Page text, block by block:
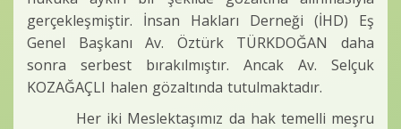
gerçekleşmiştir. İnsan Hakları Derneği (İHD) Eş
Genel Başkanı Av. Öztürk TÜRKDOĞAN daha
sonra serbest bırakılmıştır. Ancak Av. Selçuk
KOZAĞAÇLI halen gözaltında tutulmaktadır.
Her iki Meslektaşımız da hak temelli meşru